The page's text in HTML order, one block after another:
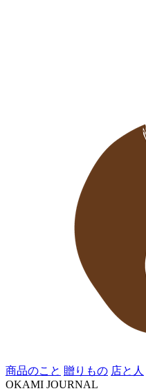
商品のこと 贈りもの 店と人
OKAMI JOURNAL